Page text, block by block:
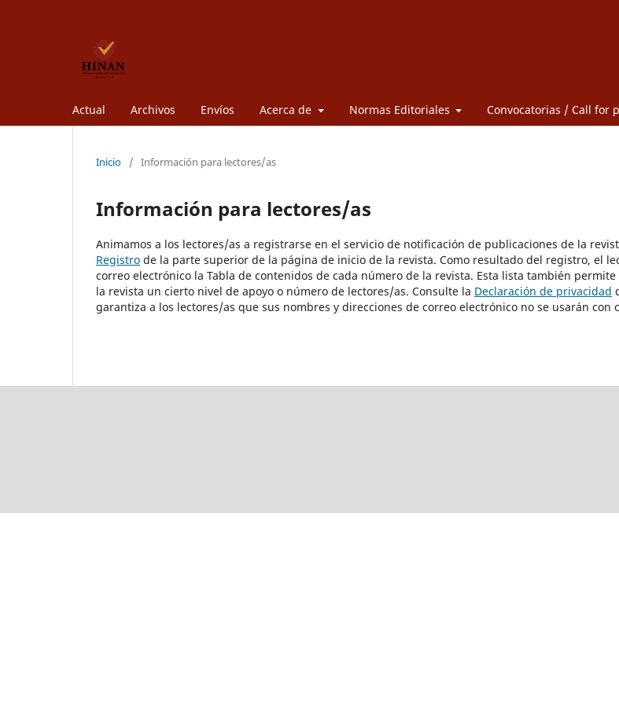
Actual Archivos Envíos Acerca de Normas Editoriales Convocatorias / Call for
Inicio / Información para lectores/as
Información para lectores/as
Animamos a los lectores/as a registrarse en el servicio de notificación de publicaciones de la
Registro de la parte superior de la página de inicio de la revista. Como resultado del registro, el
correo electrónico la Tabla de contenidos de cada número de la revista. Esta lista también
la revista un cierto nivel de apoyo o número de lectores/as. Consulte la Declaración de privacidad
garantiza a los lectores/as que sus nombres y direcciones de correo electrónico no se usarán con